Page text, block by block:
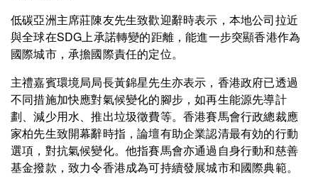
低碳亞洲主席莊陳友先生致歡迎辭時表示，本地公司拉近
與全球在SDG上承諾轉變的距離，能進一步突顯香港作為
國際城市，承擔國際責任的定位。
主禮嘉賓環境局局長黃錦星先生亦表示，香港政府已透過
不同措施加快應對氣候變化的腳步，如再生能源先導計
劃、減少用水、推出垃圾徵費等。香港賽馬會行政總裁應
家柏先生致開幕辭時指，論壇有助企業認清最有効的行動
選項，對抗氣候變化。他指賽馬會亦通過自身行動和慈善
基金撥款，致力令香港成為可持續發展城市和國際典範。